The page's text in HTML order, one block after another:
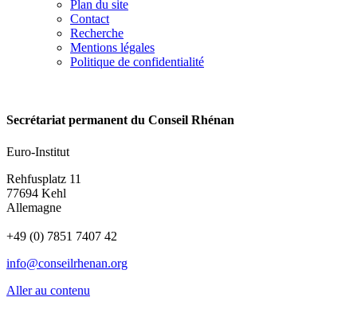
Plan du site
Contact
Recherche
Mentions légales
Politique de confidentialité
Secrétariat permanent du Conseil Rhénan
Euro-Institut
Rehfusplatz 11
77694 Kehl
Allemagne
+49 (0) 7851 7407 42
info@conseilrhenan.org
Aller au contenu